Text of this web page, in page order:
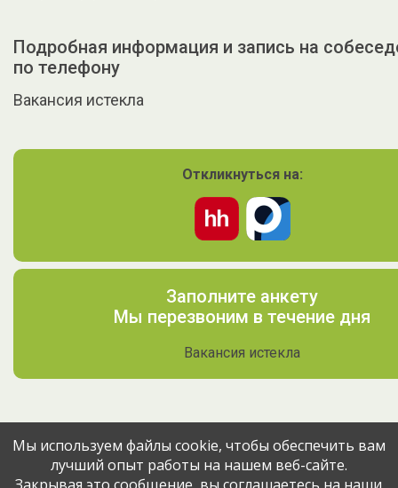
Подробная информация и запись на
по телефону
Вакансия истекла
Откликнуться на:
Заполните анкету
Мы перезвоним в течение дня
Вакансия истекла
Поделитесь вакансией с друзьями
Мы используем файлы cookie, чтобы обеспечить вам
лучший опыт работы на нашем веб-сайте.